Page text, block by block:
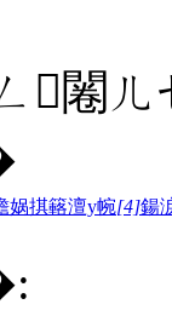
闂
娲掑簵澶у帵[4]鍚